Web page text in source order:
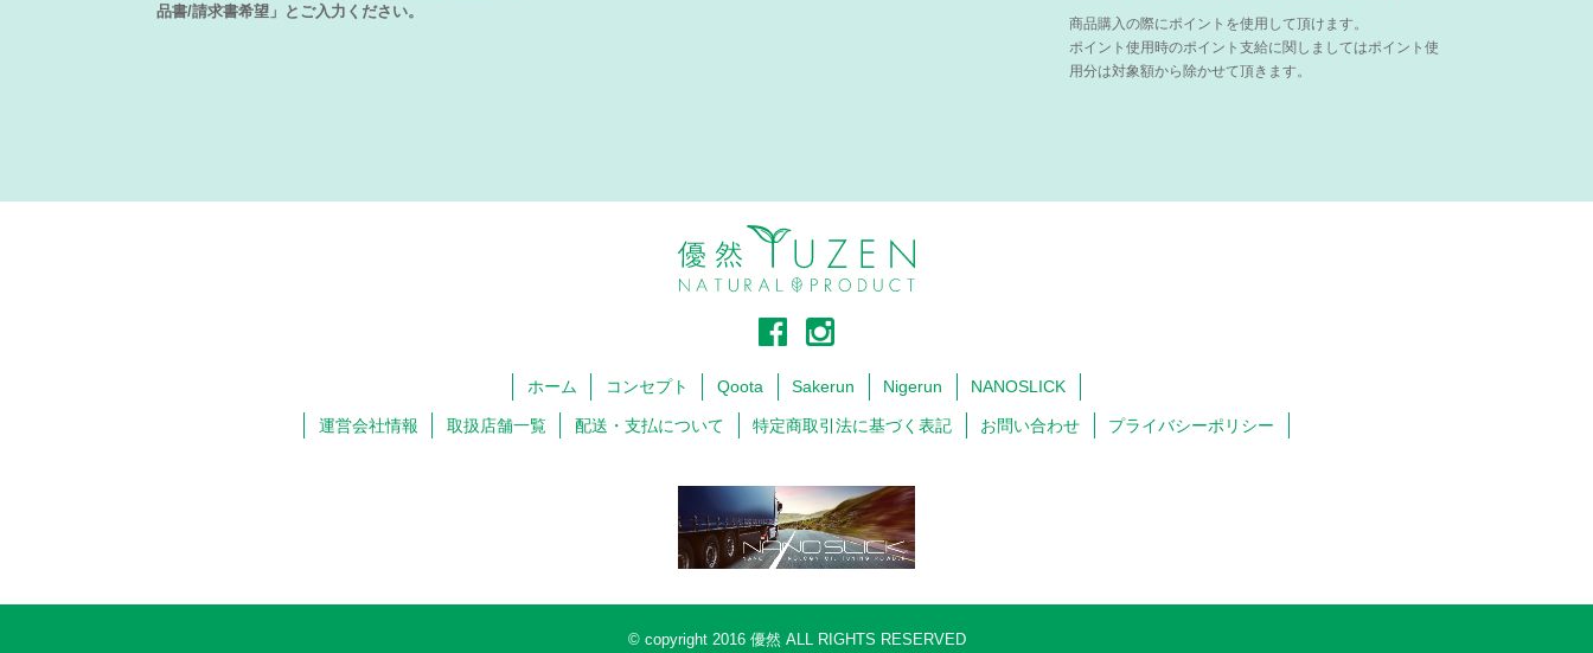
品書/請求書希望」とご入力ください。
商品購入の際にポイントを使用して頂けます。
ポイント使用時のポイント支給に関しましてはポイント使
用分は対象額から除かせて頂きます。
ホーム コンセプト Qoota Sakerun Nigerun NANOSLICK
運営会社情報 取扱店舗一覧 配送・支払について 特定商取引法に基づく表記 お問い合わせ プライバシーポリシー
© copyright 2016 優然 ALL RIGHTS RESERVED